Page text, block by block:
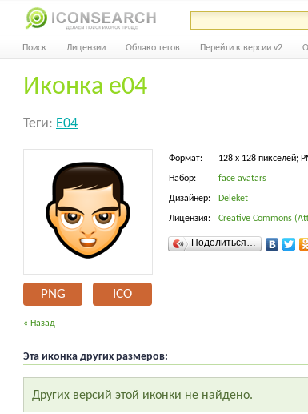
Поиск Лицензии Облако тегов Перейти к версии v2
Иконка e04
Теги: E04
PNG ICO
Формат: 128 x 128 пикселей;
Набор: face avatars
Дизайнер: Deleket
Лицензия: Creative Commons
Поделиться…
« Назад
Эта иконка других размеров:
Других версий этой иконки не найдено.